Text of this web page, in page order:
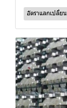
อัตราแลกเปลี่ยน